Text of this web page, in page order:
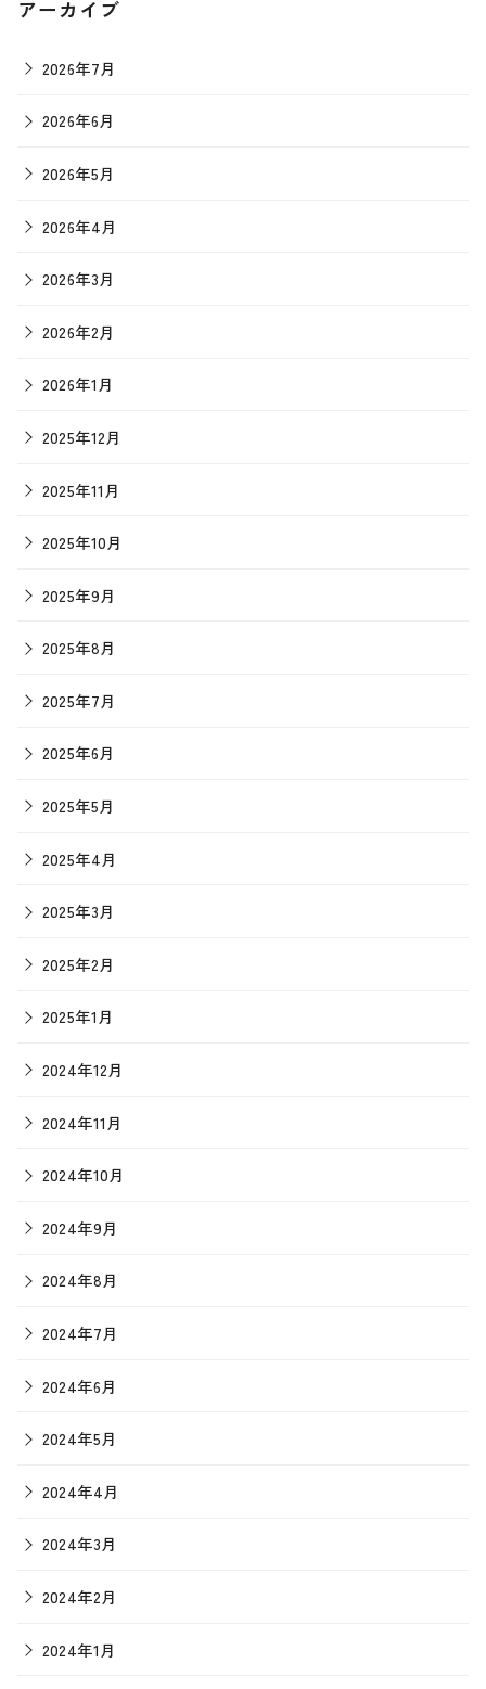
アーカイブ
2026年7月
2026年6月
2026年5月
2026年4月
2026年3月
2026年2月
2026年1月
2025年12月
2025年11月
2025年10月
2025年9月
2025年8月
2025年7月
2025年6月
2025年5月
2025年4月
2025年3月
2025年2月
2025年1月
2024年12月
2024年11月
2024年10月
2024年9月
2024年8月
2024年7月
2024年6月
2024年5月
2024年4月
2024年3月
2024年2月
2024年1月